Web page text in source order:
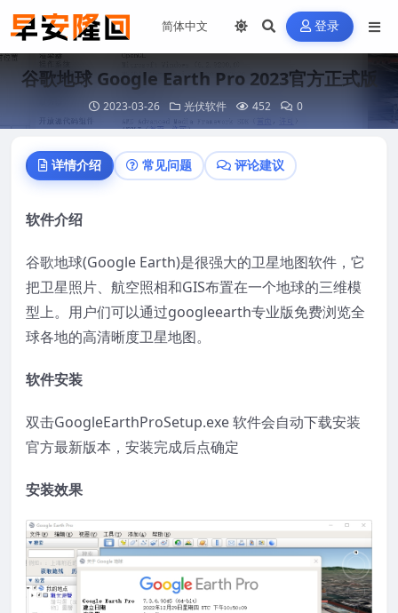
登录
谷歌地球 Google Earth Pro 2023官方正式版
2023-03-26 光伏软件 452 0
详情介绍 常见问题 评论建议
软件介绍
谷歌地球(Google Earth)是很强大的卫星地图软件，它
把卫星照片、航空照相和GIS布置在一个地球的三维模
型上。用户们可以通过googleearth专业版免费浏览全
球各地的高清晰度卫星地图。
软件安装
双击GoogleEarthProSetup.exe 软件会自动下载安装
官方最新版本，安装完成后点确定
安装效果